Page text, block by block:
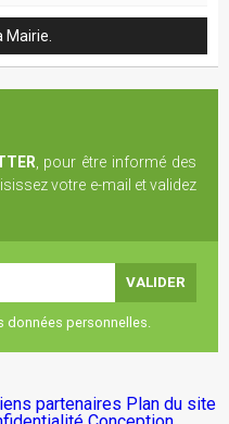
, pour être informé des
votre e-mail et validez
données personnelles.
partenaires Plan du site